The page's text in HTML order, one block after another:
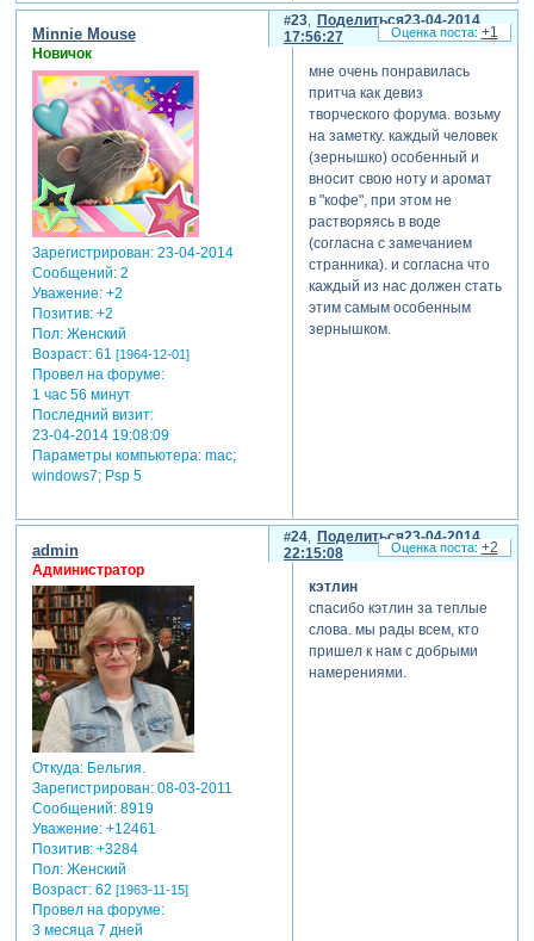
просматривать ролики с
уроками. я хочу высказать
добрее! спасибо, что
выслушали.
Поделиться
23
23-04-2014
17:56:27
Minnie Mouse
Новичок
Зарегистрирован: 23-04-2014
Сообщений:2
Уважение: +2
Позитив: +2
Пол:Женский
Возраст:61 [1964-12-01]
Провел на форуме:
1 час 56 минут
Последний визит:
23-04-2014 19:08:09
Параметры компьютера:mac;
windows7; Psp 5
мне очень понравилась
притча как девиз
творческого форума. возьму
на заметку. каждый человек
(зернышко) особенный и
вносит свою ноту и аромат
в "кофе", при этом не
растворяясь в воде
(согласна с замечанием
странника). и согласна что
каждый из нас должен стать
этим самым особенным
зернышком.
+1
Поделиться
24
23-04-2014
22:15:08
admin
Администратор
Откуда:Бельгия.
Зарегистрирован: 08-03-2011
Сообщений:8919
Уважение: +12461
Позитив: +3284
Пол:Женский
Возраст:62 [1963-11-15]
Провел на форуме:
3 месяца 7 дней
кэтлин
спасибо кэтлин за теплые
слова. мы рады всем, кто
пришел к нам с добрыми
намерениями.
+2